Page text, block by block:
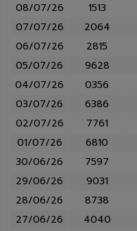
08/07/26
1513
07/07/26
2064
06/07/26
2815
05/07/26
9628
04/07/26
0356
03/07/26
6386
02/07/26
7761
01/07/26
6810
30/06/26
7597
29/06/26
9031
28/06/26
8738
27/06/26
4040